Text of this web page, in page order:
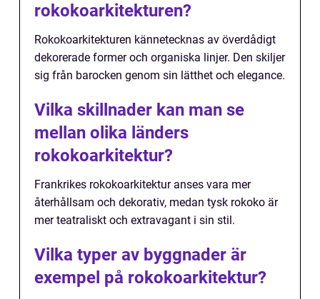
rokokoarkitekturen?
Rokokoarkitekturen kännetecknas av överdådigt
dekorerade former och organiska linjer. Den skiljer
sig från barocken genom sin lätthet och elegance.
Vilka skillnader kan man se
mellan olika länders
rokokoarkitektur?
Frankrikes rokokoarkitektur anses vara mer
återhållsam och dekorativ, medan tysk rokoko är
mer teatraliskt och extravagant i sin stil.
Vilka typer av byggnader är
exempel på rokokoarkitektur?